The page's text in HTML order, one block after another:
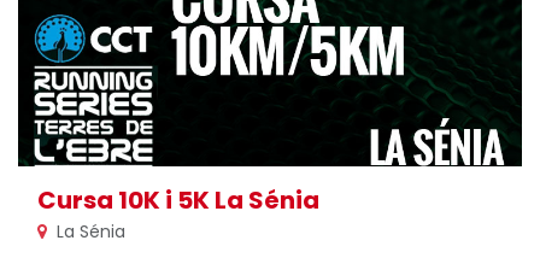
Cursa 10K i 5K La Sénia
La Sénia